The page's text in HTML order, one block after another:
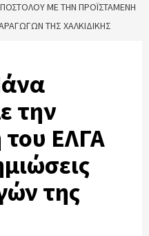
ΜΕ ΤΗΝ ΠΡΟΪΣΤΑΜΈΝΗ
ΤΗΣ ΧΑΛΚΙΔΙΚΉΣ
την
ΕΛΓΑ
της